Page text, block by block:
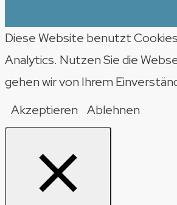
Diese Website benutzt
Analytics. Nutzen Sie die
gehen wir von Ihrem
Akzeptieren Ablehnen